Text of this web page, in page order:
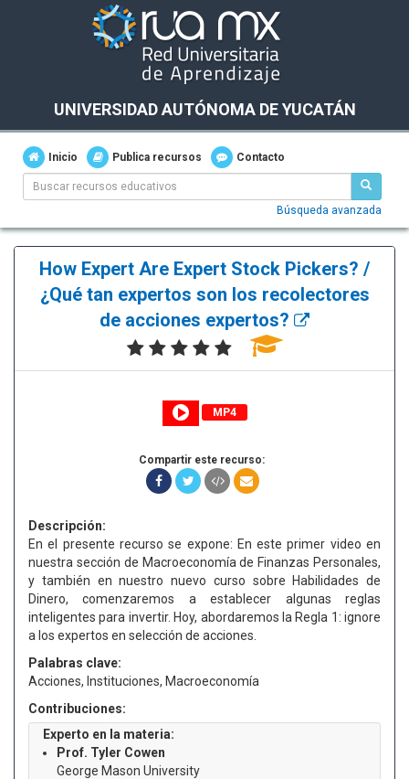
UNIVERSIDAD AUTÓNOMA DE YUCATÁN
Inicio Publica recursos Contacto
Búsqueda avanzada
How Expert Are Expert Stock Pickers? /
¿Qué tan expertos son los recolectores
de acciones expertos?
MP4
Compartir este recurso:
Descripción:
En el presente recurso se expone: En este primer video en
nuestra sección de Macroeconomía de Finanzas Personales,
y también en nuestro nuevo curso sobre Habilidades de
Dinero, comenzaremos a establecer algunas reglas
inteligentes para invertir. Hoy, abordaremos la Regla 1: ignore
a los expertos en selección de acciones.
Palabras clave:
Acciones, Instituciones, Macroeconomía
Contribuciones:
Experto en la materia:
Prof. Tyler Cowen
George Mason University